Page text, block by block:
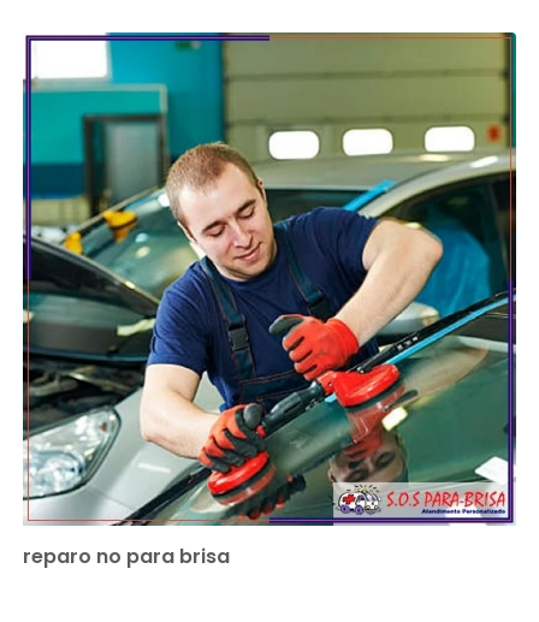
reparo no para brisa